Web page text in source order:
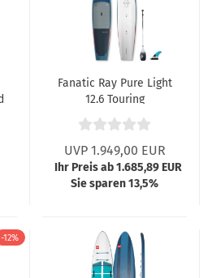
Fanatic Ray Pure Light
12.6 Touring
UVP 1.949,00 EUR
Ihr Preis ab 1.685,89 EUR
Sie sparen 13,5%
-12%